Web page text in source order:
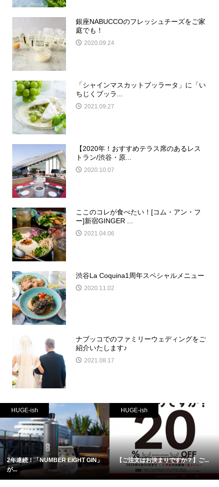
銀座NABUCCOのフレッシュチーズをご家
庭でも！
2020.09.24
「シャインマスカットブッラータ」に「い
ちじくブッラ...
2021.09.27
【2020年！おすすめテラス席のあるレス
トラン/渋谷・原...
2020.10.07
ここのコレが食べたい！[コム・アン・フ
ー]新宿GINGER ...
2021.04.06
渋谷La Coquina1周年スペシャルメニュー
2020.11.02
ナブッコでのファミリーウェディングをご
紹介いたします♪
2021.08.17
HUGE-ish
2年連続！「NUMBER EIGHT GIN」
が...
HUGE-ish
【ご注文はお決まりですか？】ご...